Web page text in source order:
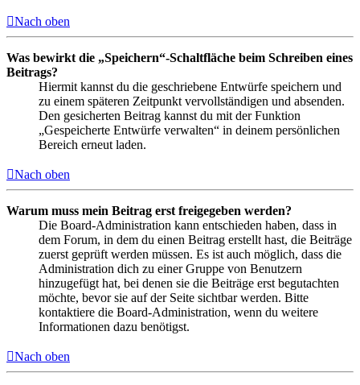
Nach oben
Was bewirkt die „Speichern“-Schaltfläche beim Schreiben eines
Beitrags?
Hiermit kannst du die geschriebene Entwürfe speichern und
zu einem späteren Zeitpunkt vervollständigen und absenden.
Den gesicherten Beitrag kannst du mit der Funktion
„Gespeicherte Entwürfe verwalten“ in deinem persönlichen
Bereich erneut laden.
Nach oben
Warum muss mein Beitrag erst freigegeben werden?
Die Board-Administration kann entschieden haben, dass in
dem Forum, in dem du einen Beitrag erstellt hast, die Beiträge
zuerst geprüft werden müssen. Es ist auch möglich, dass die
Administration dich zu einer Gruppe von Benutzern
hinzugefügt hat, bei denen sie die Beiträge erst begutachten
möchte, bevor sie auf der Seite sichtbar werden. Bitte
kontaktiere die Board-Administration, wenn du weitere
Informationen dazu benötigst.
Nach oben